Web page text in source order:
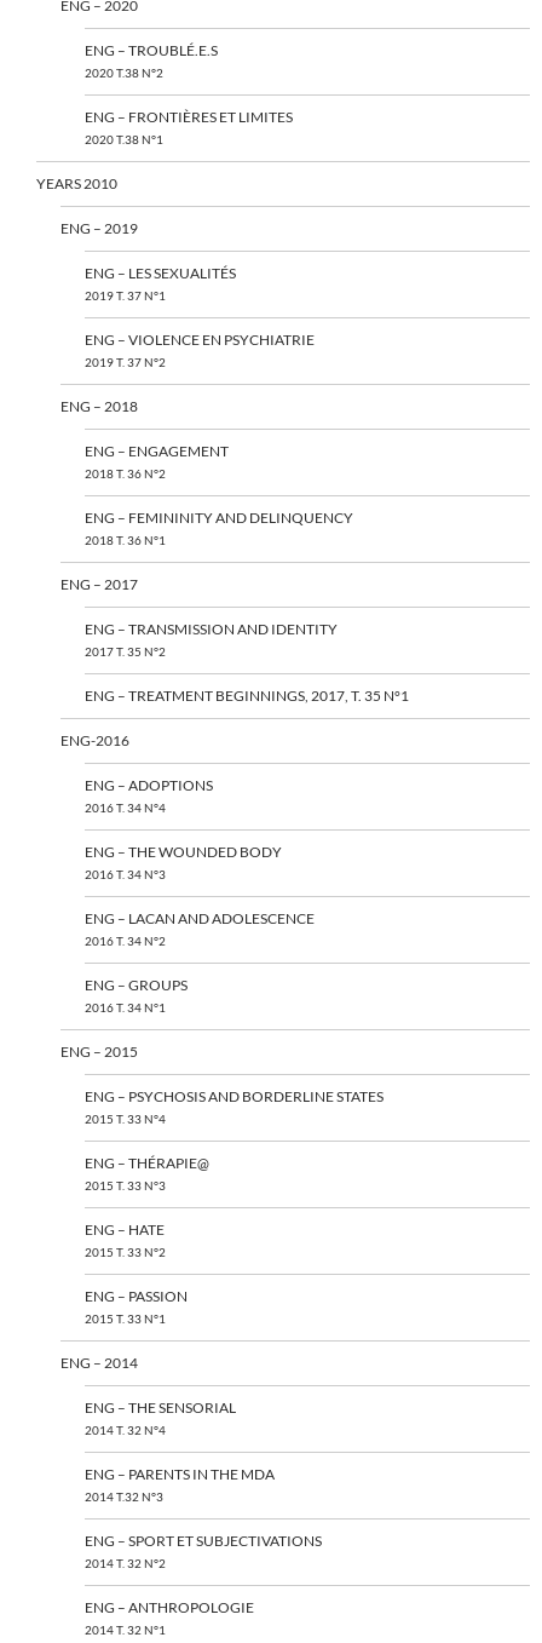
ENG – 2020
ENG – TROUBLÉ.E.S
2020 T.38 N°2
ENG – FRONTIÈRES ET LIMITES
2020 T.38 N°1
YEARS 2010
ENG – 2019
ENG – LES SEXUALITÉS
2019 T. 37 N°1
ENG – VIOLENCE EN PSYCHIATRIE
2019 T. 37 N°2
ENG – 2018
ENG – ENGAGEMENT
2018 T. 36 N°2
ENG – FEMININITY AND DELINQUENCY
2018 T. 36 N°1
ENG – 2017
ENG – TRANSMISSION AND IDENTITY
2017 T. 35 N°2
ENG – TREATMENT BEGINNINGS, 2017, T. 35 N°1
ENG-2016
ENG – ADOPTIONS
2016 T. 34 N°4
ENG – THE WOUNDED BODY
2016 T. 34 N°3
ENG – LACAN AND ADOLESCENCE
2016 T. 34 N°2
ENG – GROUPS
2016 T. 34 N°1
ENG – 2015
ENG – PSYCHOSIS AND BORDERLINE STATES
2015 T. 33 N°4
ENG – THÉRAPIE@
2015 T. 33 N°3
ENG – HATE
2015 T. 33 N°2
ENG – PASSION
2015 T. 33 N°1
ENG – 2014
ENG – THE SENSORIAL
2014 T. 32 N°4
ENG – PARENTS IN THE MDA
2014 T.32 N°3
ENG – SPORT ET SUBJECTIVATIONS
2014 T. 32 N°2
ENG – ANTHROPOLOGIE
2014 T. 32 N°1